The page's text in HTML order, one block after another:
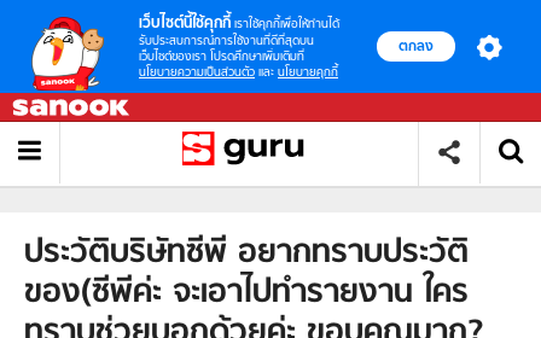
เว็บไซต์นี้ใช้คุกกี้ เราใช้คุกกี้เพื่อให้ท่านได้
รับประสบการณ์การใช้งานที่ดีที่สุดบน
เว็บไซต์ของเรา โปรดศึกษาเพิ่มเติมที่
นโยบายความเป็นส่วนตัว และ นโยบายคุกกี้
ตกลง
ประวัติบริษัทซีพี อยากทราบประวัติ
ของ(ซีพีค่ะ จะเอาไปทำรายงาน ใคร